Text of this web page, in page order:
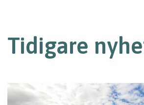
Tidigare